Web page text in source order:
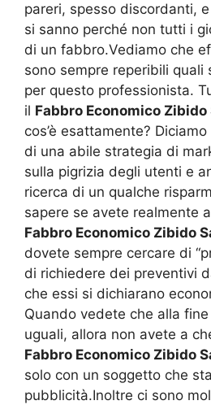
pareri, spesso discordanti,
si sanno perché non tutti i
di un fabbro.Vediamo che
sono sempre reperibili quali
per questo professionista.
il Fabbro Economico Zibido
cos’è esattamente?
di una abile strategia di
sulla pigrizia degli utenti e
ricerca di un qualche
sapere se avete realmente
Fabbro Economico Zibido
dovete sempre cercare di
di richiedere dei preventivi
che essi si dichiarano
Quando vedete che alla
uguali, allora non avete a
Fabbro Economico Zibido
solo con un soggetto che
pubblicità.Inoltre ci sono